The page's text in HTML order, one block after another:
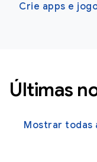
Crie apps e
Últimas
Mostrar todas